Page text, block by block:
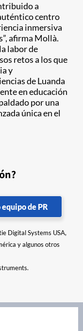
a
centro
inmersiva
afirma Mollà.
labor de
retos a los que
y
de Luanda
en educación
por una
única en el
de PR
Digital Systems USA,
y algunos otros